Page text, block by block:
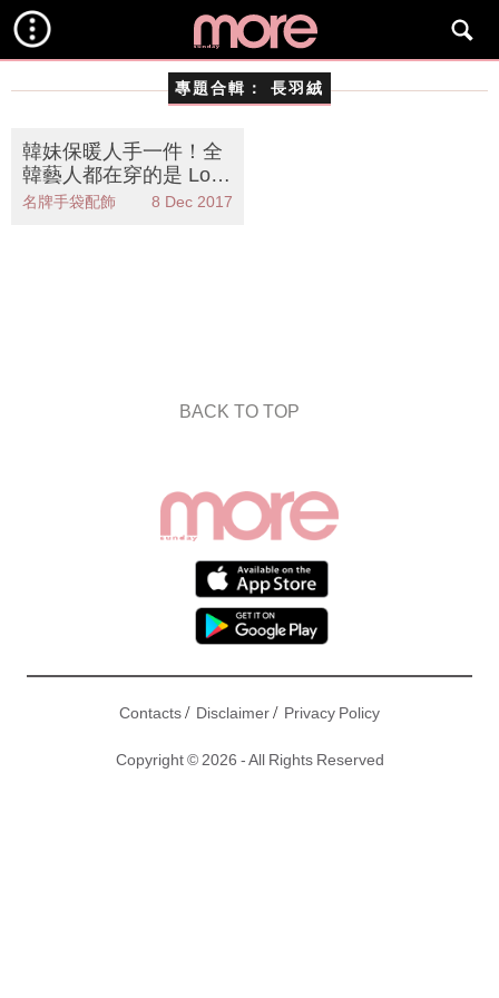
專題合輯： 長羽絨
韓妹保暖人手一件！全
韓藝人都在穿的是 Long
Padding長羽絨！
名牌手袋配飾 8 Dec 2017
BACK TO TOP
Contacts/ Disclaimer/ Privacy Policy
Copyright © 2026 - All Rights Reserved